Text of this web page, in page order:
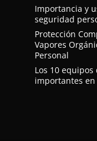
Importancia y
seguridad
Protección
Vapores
Personal
Los 10
importantes